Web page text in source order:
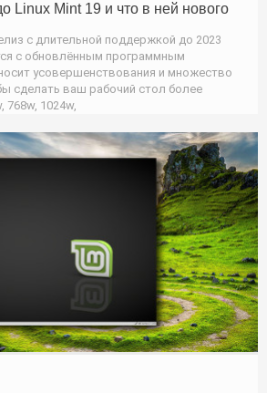
Linux Mint 19 и что в ней нового
с длительной поддержкой до 2023
с обновлённым программным
усовершенствования и множество
сделать ваш рабочий стол более
768w, 1024w,